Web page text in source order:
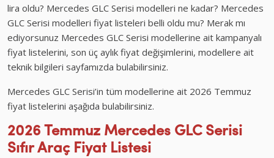
lira oldu? Mercedes GLC Serisi modelleri ne kadar? Mercedes
GLC Serisi modelleri fiyat listeleri belli oldu mu? Merak mı
ediyorsunuz Mercedes GLC Serisi modellerine ait kampanyalı
fiyat listelerini, son üç aylık fiyat değişimlerini, modellere ait
teknik bilgileri sayfamızda bulabilirsiniz.
Mercedes GLC Serisi’in tüm modellerine ait 2026 Temmuz
fiyat listelerini aşağıda bulabilirsiniz.
2026 Temmuz Mercedes GLC Serisi
Sıfır Araç Fiyat Listesi